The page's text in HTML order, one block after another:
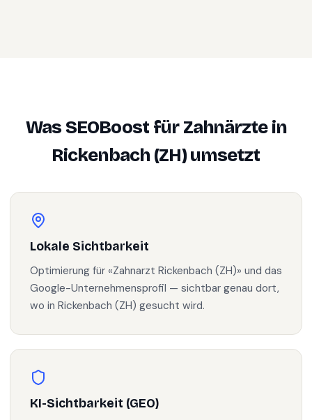
Was SEOBoost fürZahnärztein
Rickenbach (ZH)umsetzt
Lokale Sichtbarkeit
Optimierung für «Zahnarzt Rickenbach (ZH)» und das
Google-Unternehmensprofil — sichtbar genau dort,
wo in Rickenbach (ZH) gesucht wird.
KI-Sichtbarkeit (GEO)